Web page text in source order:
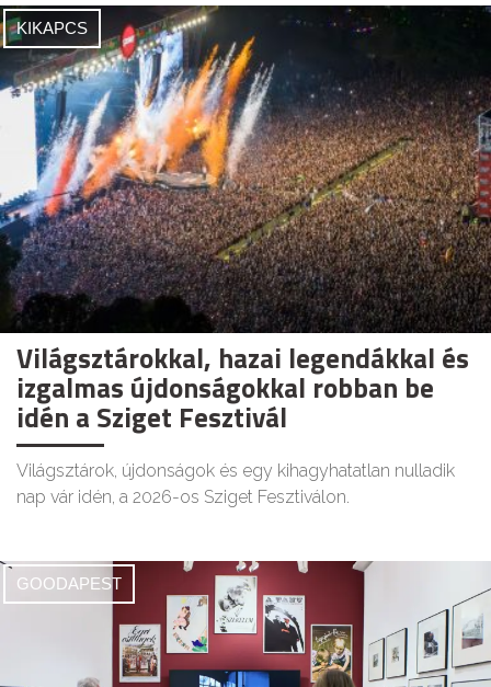
KIKAPCS
Világsztárokkal, hazai legendákkal és
izgalmas újdonságokkal robban be
idén a Sziget Fesztivál
Világsztárok, újdonságok és egy kihagyhatatlan nulladik
nap vár idén, a 2026-os Sziget Fesztiválon.
GOODAPEST